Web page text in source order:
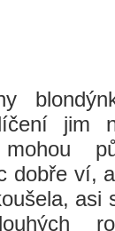
jim
dobře ví,
asi